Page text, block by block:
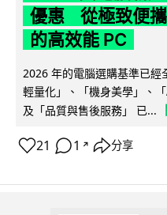
優惠 從極致便攜
的高效能 PC
2026 年的電腦選購基準已經
輕量化」、「機身美學」、
及「品質與售後服務」 已...
21 1 ↗ 分享